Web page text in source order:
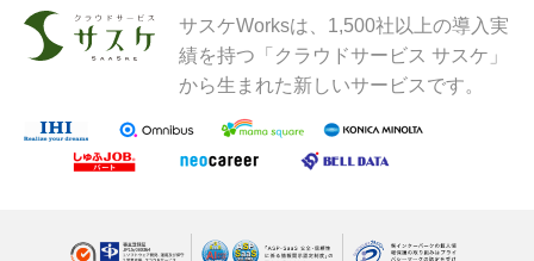
サスケWorksは、1,500社以上の導入実
績を持つ「クラウドサービス サスケ」
から生まれた新しいサービスです。